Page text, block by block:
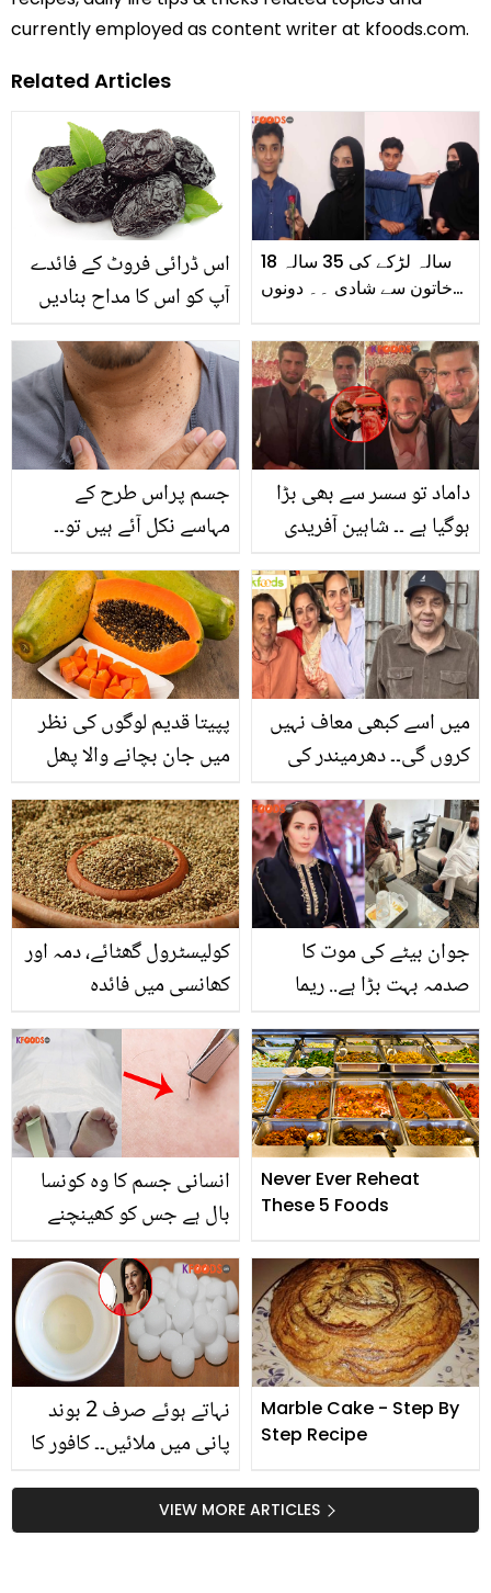
currently employed as content writer at kfoods.com.
Related Articles
اس ڈرائی فروٹ کے فائدے
آپ کو اس کا مداح بنادیں
18 سالہ لڑکے کی 35 سالہ
خاتون سے شادی ۔۔ دونوں
گھر والوں کو کس طرح
راضی کیا؟ جوڑے نے کہانی
بتادی
جسم پراس طرح کے
مہاسے نکل آئے ہیں تو۔۔
سے مہاسے کس طرح کم
کیے جاسکتے ہیں؟
داماد تو سسر سے بھی بڑا
ہوگیا ہے ۔۔ شاہین آفریدی
کی آمد اور شاہد آفریدی کی
چھیڑ چھاڑ، ویڈیو وائرل
پپیتا قدیم لوگوں کی نظر
میں جان بچانے والا پھل
میں اسے کبھی معاف نہیں
کروں گی۔۔ دھرمیندر کی
کا بیان! ایشا دیول نے والد
کی صحت سے متعلق کیا
بتایا؟
کولیسٹرول گھٹائے، دمہ اور
کھانسی میں فائدہ
کم کرے۔ اجوائن سے کئی
امراض کا علاج ممکن ہے۔
جوان بیٹے کی موت کا
صدمہ بہت بڑا ہے.. ریما
سے تعزیت! تصویر کے ساتھ
پیغام بھی شئیر کردیا
انسانی جسم کا وہ کونسا
بال ہے جس کو کھینچنے
معلومات جو آپ کے لیے
جاننا آج ہی ضروری ہے
ورنہ نقصان اٹھانا پڑسکتا
ہے
Never Ever Reheat
These 5 Foods
نہاتے ہوئے صرف 2 بوند
پانی میں ملائیں۔۔ کافور کا
بنائیں؟ جانیں اس کے
حیرت انگیز فائدے
Marble Cake - Step By
Step Recipe
VIEW MORE ARTICLES